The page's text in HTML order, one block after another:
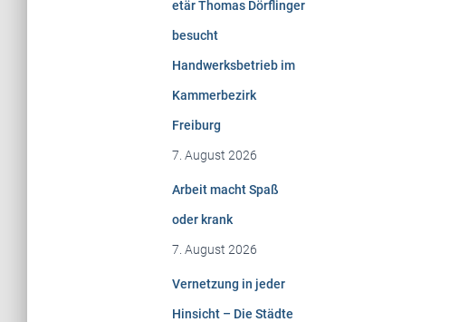
etär Thomas Dörflinger
besucht
Handwerksbetrieb im
Kammerbezirk
Freiburg
7. August 2026
Arbeit macht Spaß
oder krank
7. August 2026
Vernetzung in jeder
Hinsicht – Die Städte